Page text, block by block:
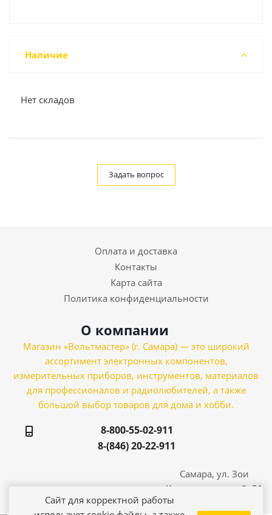
Наличие
Нет складов
Задать вопрос
Оплата и доставка
Контакты
Карта сайта
Политика конфиденциальности
О компании
Магазин «Вольтмастер» (г. Самара) — это широкий
ассортимент электронных компонентов,
измерительных приборов, инструментов, материалов
для профессионалов и радиолюбителей, а также
большой выбор товаров для дома и хобби.
8-800-55-02-911
8-(846) 20-22-911
Самара, ул. Зои
Космодемьянской, 21
Сайт для корректной работы